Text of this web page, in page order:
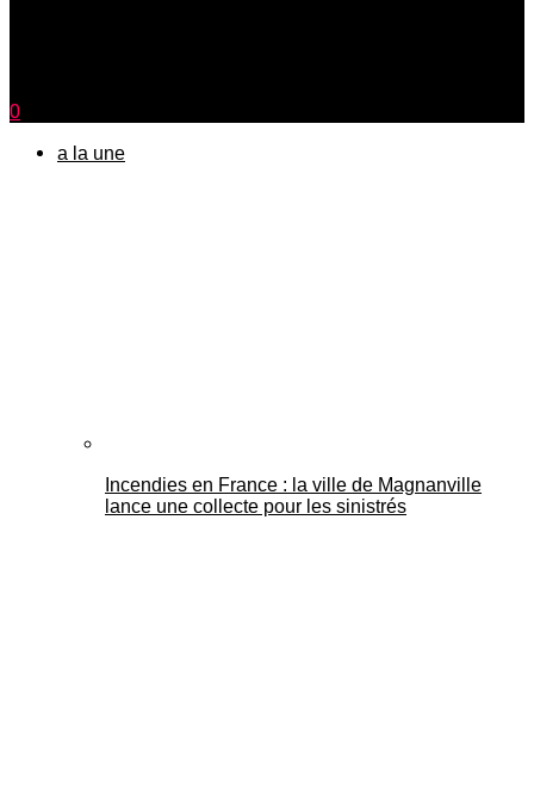
0
a la une
Incendies en France : la ville de Magnanville
lance une collecte pour les sinistrés